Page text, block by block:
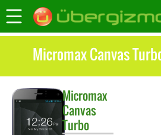
Micromax Canvas
Micromax
Canvas
Turbo